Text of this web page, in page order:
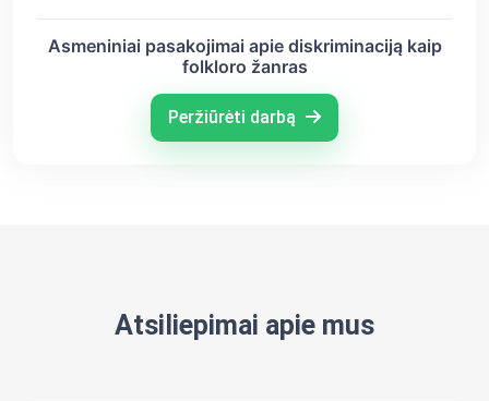
Asmeniniai pasakojimai apie diskriminaciją kaip
folkloro žanras
Peržiūrėti darbą
Atsiliepimai apie mus